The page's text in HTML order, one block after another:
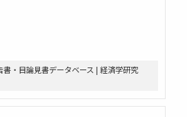
・目論見書データベース | 経済学研究